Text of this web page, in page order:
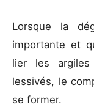
Lorsque la
importante et
lier les
lessivés, le
se former.